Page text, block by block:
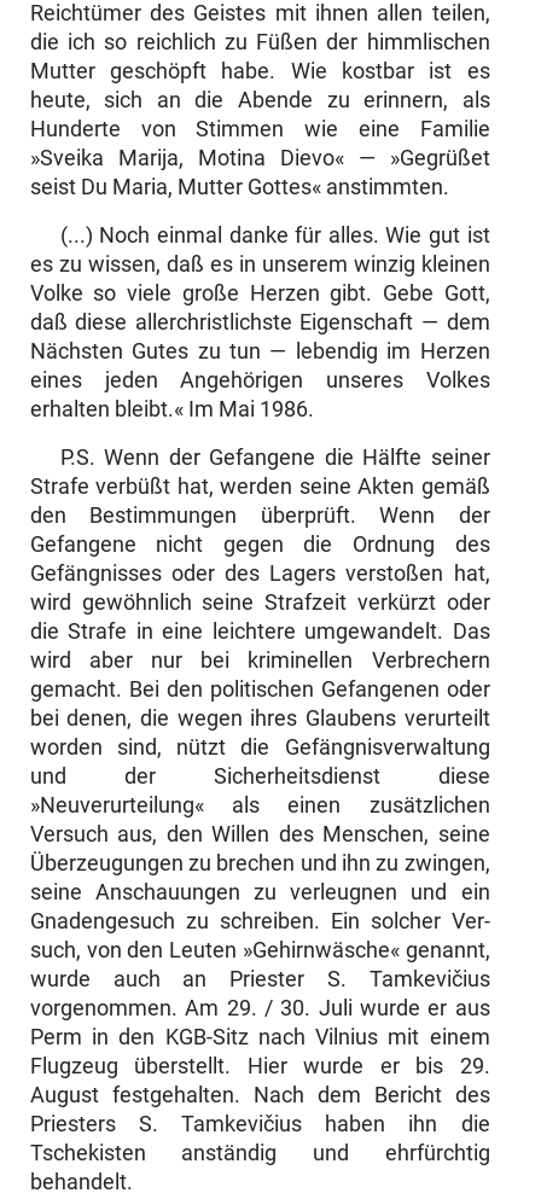
Reichtümer des Geistes mit ihnen allen teilen,
die ich so reichlich zu Füßen der himmlischen
Mutter geschöpft habe. Wie kostbar ist es
heute, sich an die Abende zu erinnern, als
Hunderte von Stimmen wie eine Familie
»Sveika Marija, Motina Dievo« — »Gegrüßet
seist Du Maria, Mutter Gottes« anstimmten.
(...) Noch einmal danke für alles. Wie gut ist
es zu wissen, daß es in unserem winzig kleinen
Volke so viele große Herzen gibt. Gebe Gott,
daß diese allerchristlichste Eigenschaft — dem
Nächsten Gutes zu tun — leben­dig im Herzen
eines jeden Angehörigen unseres Volkes
erhalten bleibt.« Im Mai 1986.
P.S. Wenn der Gefangene die Hälfte seiner
Strafe verbüßt hat, werden seine Akten gemäß
den Bestimmungen überprüft. Wenn der
Gefangene nicht gegen die Ordnung des
Gefängnisses oder des Lagers verstoßen hat,
wird gewöhnlich seine Strafzeit verkürzt oder
die Strafe in eine leichtere umge­wandelt. Das
wird aber nur bei kriminellen Verbrechern
gemacht. Bei den politischen Gefangenen oder
bei denen, die wegen ihres Glaubens verurteilt
worden sind, nützt die Gefängnisverwaltung
und der Sicherheitsdienst diese
»Neuverurteilung« als einen zusätzlichen
Versuch aus, den Willen des Men­schen, seine
Überzeugungen zu brechen und ihn zu zwingen,
seine Anschau­ungen zu verleugnen und ein
Gnadengesuch zu schreiben. Ein solcher Ver­
such, von den Leuten »Gehirnwäsche« genannt,
wurde auch an Priester S. Tamkevičius
vorgenommen. Am 29. / 30. Juli wurde er aus
Perm in den KGB-Sitz nach Vilnius mit einem
Flugzeug überstellt. Hier wurde er bis 29.
August festgehalten. Nach dem Bericht des
Priesters S. Tamkevičius haben ihn die
Tschekisten anständig und ehrfürchtig
behandelt.